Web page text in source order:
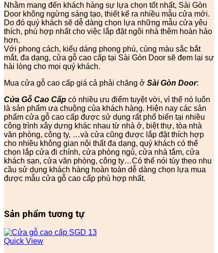
Nhằm mang đến khách hàng sự lựa chọn tốt nhất, Sài Gòn
Door không ngừng sáng tạo, thiết kế ra nhiều mẫu cửa mới.
Do đó quý khách sẽ dễ dàng chọn lựa những mẫu cửa yêu
thích, phù hợp nhất cho việc lắp đặt ngôi nhà thêm hoàn hảo
hơn.
Với phong cách, kiểu dáng phong phú, cùng màu sắc bắt
mắt, đa dạng, cửa gỗ cao cấp tại Sài Gòn Door sẽ đem lại sự
hài lòng cho mọi quý khách.
Mua cửa gỗ cao cấp giá cả phải chăng ở Sài Gòn Door:
Cửa Gỗ Cao Cấp có nhiều ưu điểm tuyệt vời, vì thế nó luôn
là sản phẩm ưa chuộng của khách hàng. Hiện nay các sản
phẩm cửa gỗ cao cấp được sử dụng rất phổ biến tại nhiều
công trình xây dựng khác nhau từ nhà ở, biệt thự, tòa nhà
văn phòng, công ty, …và cửa cũng được lắp đặt thích hợp
cho nhiều không gian nội thất đa dạng, quý khách có thể
chọn lắp cửa đi chính, cửa phòng ngủ, cửa nhà tắm, cửa
khách sạn, cửa văn phòng, công ty…Có thể nói tùy theo nhu
cầu sử dụng khách hàng hoàn toàn dễ dàng chọn lựa mua
được mẫu cửa gỗ cao cấp phù hợp nhất.
Sản phẩm tương tự
Quick View